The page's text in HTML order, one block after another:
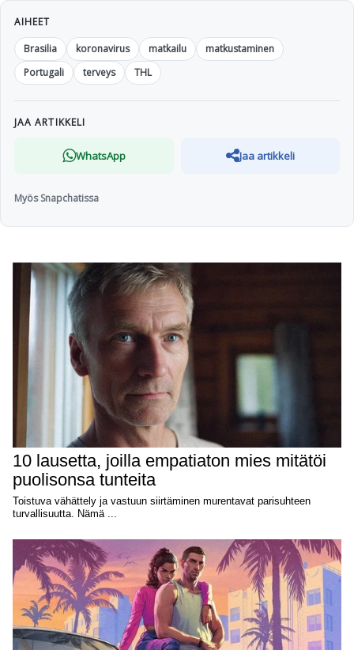
AIHEET
Brasilia
koronavirus matkailu
matkustaminen
Portugali
terveys THL
JAA ARTIKKELI
WhatsApp Jaa artikkeli
Myös Snapchatissa